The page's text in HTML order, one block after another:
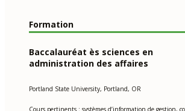
Formation
Baccalauréat ès sciences en
administration des affaires
Portland State University, Portland, OR